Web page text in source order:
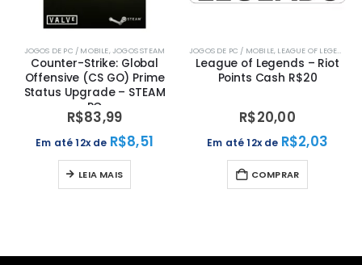
JOGOS DE PC / MOBILE,JOGOS STEAM
Counter-Strike: Global
Offensive (CS GO) Prime
Status Upgrade – STEAM
PC
R$83,99
Em até 12x de R$8,51
LEIA MAIS
JOGOS DE PC / MOBILE, LEAGUE OF LEGENDS
League of Legends – Riot
Points Cash R$20
R$20,00
Em até 12x de R$2,03
COMPRAR